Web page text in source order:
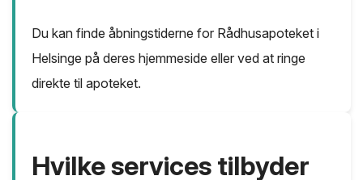
Du kan finde åbningstiderne for Rådhusapoteket i
Helsinge på deres hjemmeside eller ved at ringe
direkte til apoteket.
Hvilke services tilbyder